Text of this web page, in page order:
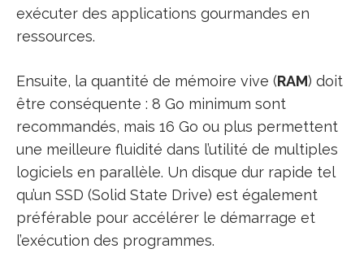
exécuter des applications gourmandes en
ressources.
Ensuite, la quantité de mémoire vive (RAM) doit
être conséquente : 8 Go minimum sont
recommandés, mais 16 Go ou plus permettent
une meilleure fluidité dans l’utilité de multiples
logiciels en parallèle. Un disque dur rapide tel
qu’un SSD (Solid State Drive) est également
préférable pour accélérer le démarrage et
l’exécution des programmes.